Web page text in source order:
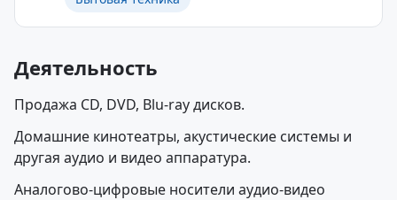
Деятельность
Продажа CD, DVD, Blu-ray дисков.
Домашние кинотеатры, акустические системы и
другая аудио и видео аппаратура.
Аналогово-цифровые носители аудио-видео